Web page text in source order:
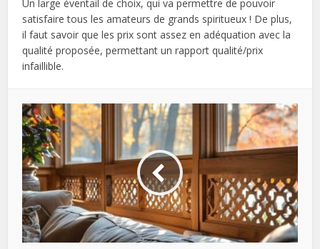
Un large éventail de choix, qui va permettre de pouvoir
satisfaire tous les amateurs de grands spiritueux ! De plus,
il faut savoir que les prix sont assez en adéquation avec la
qualité proposée, permettant un rapport qualité/prix
infaillible.